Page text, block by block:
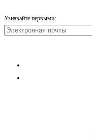
Узнавайте первыми: